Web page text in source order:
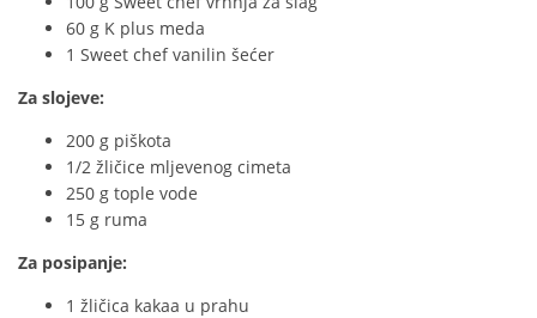
60 g K plus meda
1 Sweet chef vanilin šećer
Za slojeve:
200 g piškota
1/2 žličice mljevenog cimeta
250 g tople vode
15 g ruma
Za posipanje:
1 žličica kakaa u prahu